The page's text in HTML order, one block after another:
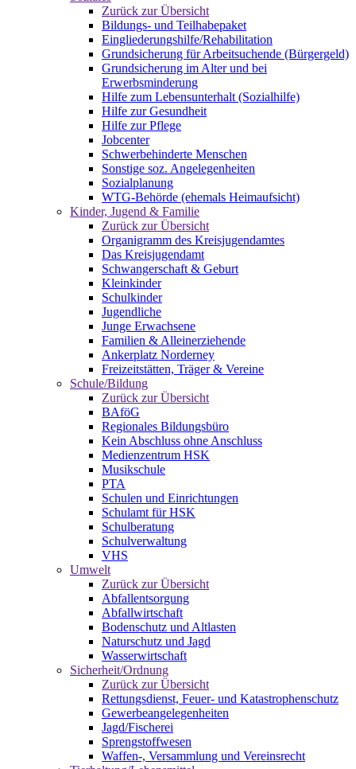
Zurück zur Übersicht
Bildungs- und Teilhabepaket
Eingliederungshilfe/Rehabilitation
Grundsicherung für Arbeitsuchende (Bürgergeld)
Grundsicherung im Alter und bei
Erwerbsminderung
Hilfe zum Lebensunterhalt (Sozialhilfe)
Hilfe zur Gesundheit
Hilfe zur Pflege
Jobcenter
Schwerbehinderte Menschen
Sonstige soz. Angelegenheiten
Sozialplanung
WTG-Behörde (ehemals Heimaufsicht)
Kinder, Jugend & Familie
Zurück zur Übersicht
Organigramm des Kreisjugendamtes
Das Kreisjugendamt
Schwangerschaft & Geburt
Kleinkinder
Schulkinder
Jugendliche
Junge Erwachsene
Familien & Alleinerziehende
Ankerplatz Norderney
Freizeitstätten, Träger & Vereine
Schule/Bildung
Zurück zur Übersicht
BAföG
Regionales Bildungsbüro
Kein Abschluss ohne Anschluss
Medienzentrum HSK
Musikschule
PTA
Schulen und Einrichtungen
Schulamt für HSK
Schulberatung
Schulverwaltung
VHS
Umwelt
Zurück zur Übersicht
Abfallentsorgung
Abfallwirtschaft
Bodenschutz und Altlasten
Naturschutz und Jagd
Wasserwirtschaft
Sicherheit/Ordnung
Zurück zur Übersicht
Rettungsdienst, Feuer- und Katastrophenschutz
Gewerbeangelegenheiten
Jagd/Fischerei
Sprengstoffwesen
Waffen-, Versammlung und Vereinsrecht